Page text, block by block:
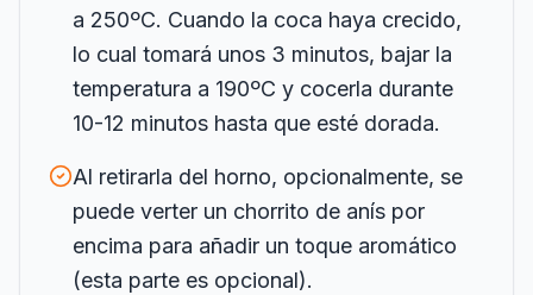
a 250ºC. Cuando la coca haya crecido,
lo cual tomará unos 3 minutos, bajar la
temperatura a 190ºC y cocerla durante
10-12 minutos hasta que esté dorada.
Al retirarla del horno, opcionalmente, se
puede verter un chorrito de anís por
encima para añadir un toque aromático
(esta parte es opcional).